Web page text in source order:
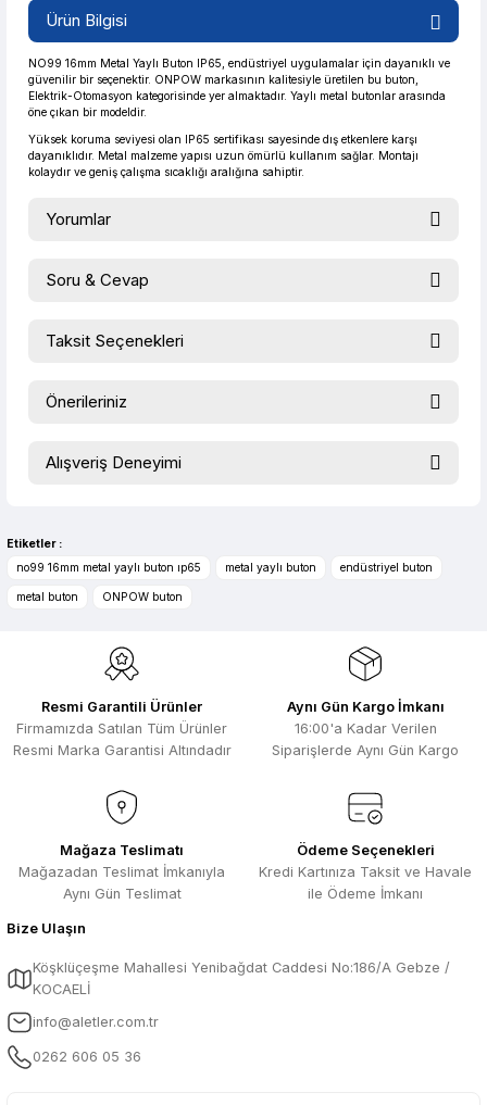
Güvenilir Alışveriş 41,63 TL den başlayan taksitlerle! x 9 %2 İndirim
Ürün Bilgisi
NO99 16mm Metal Yaylı Buton IP65, endüstriyel uygulamalar için dayanıklı ve
güvenilir bir seçenektir. ONPOW markasının kalitesiyle üretilen bu buton,
Elektrik-Otomasyon kategorisinde yer almaktadır. Yaylı metal butonlar arasında
öne çıkan bir modeldir.
Yüksek koruma seviyesi olan IP65 sertifikası sayesinde dış etkenlere karşı
dayanıklıdır. Metal malzeme yapısı uzun ömürlü kullanım sağlar. Montajı
kolaydır ve geniş çalışma sıcaklığı aralığına sahiptir.
Yorumlar
Soru & Cevap
Taksit Seçenekleri
Önerileriniz
konularda yetersiz gördüğünüz noktaları öneri formunu
Ürün resmi kalitesiz, bozuk veya görüntülenemiyor.
Ürün açıklamasında eksik bilgiler bulunuyor.
Ürün fiyatı diğer sitelerden daha pahalı.
Bu ürüne benzer farklı alternatifler olmalı.
Alışveriş Deneyimi
Selim Toprak | 04/08/2026
Zengin ürün çesidi ve belirli marka
Selim Toprak | 29/07/2026
Kısa sürede geldi. Ürünler de iyi
Hızlı sipariş ve güvenli paketleme için
çok teşekkürler ediyorum
F... D... | 06/07/2026
Makine çok iyi herkese tavsiye
A... A... | 23/04/2026
13.04.2026 tarihinde Aletler.com
sorunsuz bir şekilde tarafıma ulaştı çok
Etiketler :
no99 16mm metal yaylı buton ıp65
metal yaylı buton endüstriyel buton
metal buton ONPOW buton
Resmi Garantili Ürünler
Firmamızda Satılan Tüm Ürünler
Resmi Marka Garantisi Altındadır
Aynı Gün Kargo İmkanı
16:00'a Kadar Verilen
Siparişlerde Aynı Gün Kargo
Mağaza Teslimatı
Mağazadan Teslimat İmkanıyla
Aynı Gün Teslimat
Ödeme Seçenekleri
Kredi Kartınıza Taksit ve Havale
ile Ödeme İmkanı
Bize Ulaşın
Köşklüçeşme Mahallesi Yenibağdat Caddesi No:186/A Gebze /
KOCAELİ
info@aletler.com.tr
0262 606 05 36